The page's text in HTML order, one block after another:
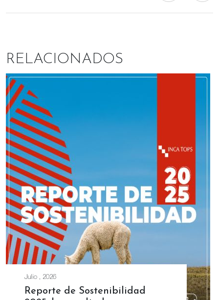
RELACIONADOS
Julio , 2026
Reporte de Sostenibilidad